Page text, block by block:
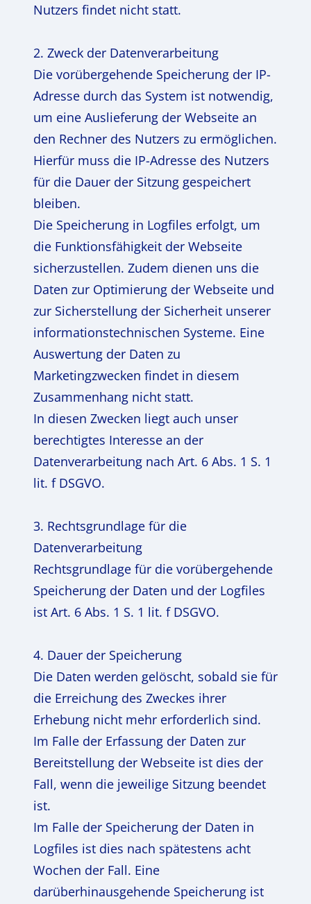
Nutzers findet nicht statt.
2. Zweck der Datenverarbeitung
Die vorübergehende Speicherung der IP-
Adresse durch das System ist notwendig,
um eine Auslieferung der Webseite an
den Rechner des Nutzers zu ermöglichen.
Hierfür muss die IP-Adresse des Nutzers
für die Dauer der Sitzung gespeichert
bleiben.
Die Speicherung in Logfiles erfolgt, um
die Funktionsfähigkeit der Webseite
sicherzustellen. Zudem dienen uns die
Daten zur Optimierung der Webseite und
zur Sicherstellung der Sicherheit unserer
informationstechnischen Systeme. Eine
Auswertung der Daten zu
Marketingzwecken findet in diesem
Zusammenhang nicht statt.
In diesen Zwecken liegt auch unser
berechtigtes Interesse an der
Datenverarbeitung nach Art. 6 Abs. 1 S. 1
lit. f DSGVO.
3. Rechtsgrundlage für die
Datenverarbeitung
Rechtsgrundlage für die vorübergehende
Speicherung der Daten und der Logfiles
ist Art. 6 Abs. 1 S. 1 lit. f DSGVO.
4. Dauer der Speicherung
Die Daten werden gelöscht, sobald sie für
die Erreichung des Zweckes ihrer
Erhebung nicht mehr erforderlich sind.
Im Falle der Erfassung der Daten zur
Bereitstellung der Webseite ist dies der
Fall, wenn die jeweilige Sitzung beendet
ist.
Im Falle der Speicherung der Daten in
Logfiles ist dies nach spätestens acht
Wochen der Fall. Eine
darüberhinausgehende Speicherung ist